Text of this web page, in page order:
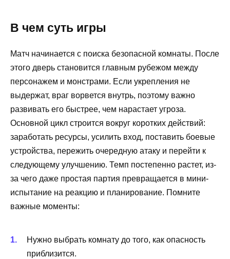
В чем суть игры
Матч начинается с поиска безопасной комнаты. После
этого дверь становится главным рубежом между
персонажем и монстрами. Если укрепления не
выдержат, враг ворвется внутрь, поэтому важно
развивать его быстрее, чем нарастает угроза.
Основной цикл строится вокруг коротких действий:
заработать ресурсы, усилить вход, поставить боевые
устройства, пережить очередную атаку и перейти к
следующему улучшению. Темп постепенно растет, из-
за чего даже простая партия превращается в мини-
испытание на реакцию и планирование. Помните
важные моменты:
Нужно выбрать комнату до того, как опасность
приблизится.